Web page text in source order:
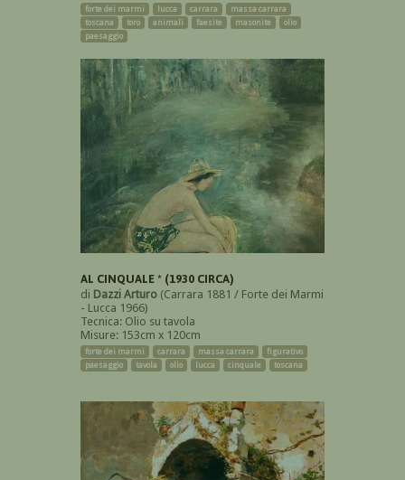
forte dei marmi lucca carrara
massa carrara
toscana
toro animali faesite masonite
olio
paesaggio
AL CINQUALE * (1930 CIRCA)
di Dazzi Arturo (Carrara 1881 / Forte dei Marmi
- Lucca 1966)
Tecnica: Olio su tavola
Misure: 153cm x 120cm
forte dei marmi carrara massa carrara
figurativo
paesaggio
tavola olio lucca cinquale toscana